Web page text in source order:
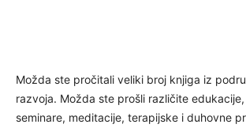
Možda ste pročitali veliki broj knjiga iz
razvoja. Možda ste prošli različite
seminare, meditacije, terapijske i duhovne